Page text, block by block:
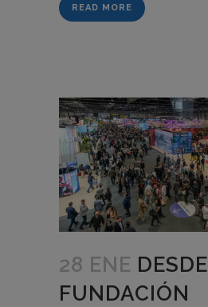
READ MORE
28 ENE DESDE
FUNDACIÓN